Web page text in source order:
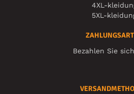
4XL-
5XL-
Bezahlen Sie